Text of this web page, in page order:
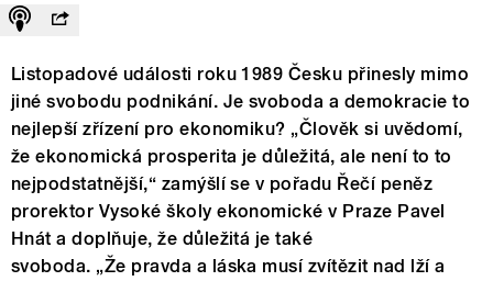
Listopadové události roku 1989 Česku přinesly mimo
jiné svobodu podnikání. Je svoboda a demokracie to
nejlepší zřízení pro ekonomiku? „Člověk si uvědomí,
že ekonomická prosperita je důležitá, ale není to to
nejpodstatnější,“ zamýšlí se v pořadu Řečí peněz
prorektor Vysoké školy ekonomické v Praze Pavel
Hnát a doplňuje, že důležitá je také
svoboda. „Že pravda a láska musí zvítězit nad lží a